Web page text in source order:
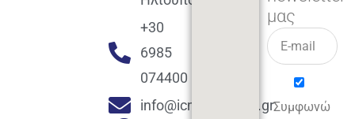
+30
6985
074400
info@icmacademy.gr
μας
Συμφωνώ